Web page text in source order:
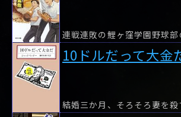
10ドルだって大金